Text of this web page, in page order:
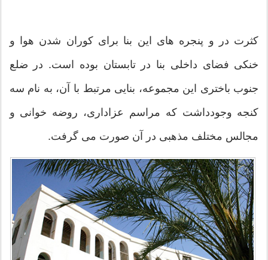
کثرت در و پنجره های این بنا برای کوران شدن هوا و
خنکی فضای داخلی بنا در تابستان بوده است. در ضلع
جنوب باختری این مجموعه، بنایی مرتبط با آن، به نام سه
کنجه وجودداشت که مراسم عزاداری، روضه خوانی و
مجالس مختلف مذهبی در آن صورت می گرفت.